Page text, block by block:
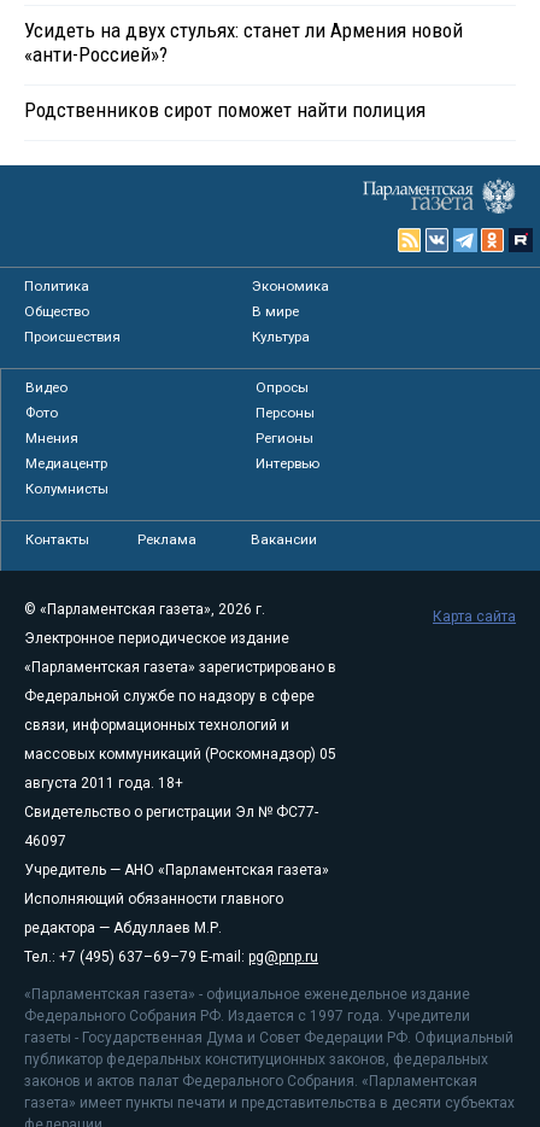
Усидеть на двух стульях: станет ли Армения новой
«анти-Россией»?
Родственников сирот поможет найти полиция
Политика
Экономика
Общество
В мире
Происшествия
Культура
Видео
Опросы
Фото
Персоны
Мнения
Регионы
Медиацентр
Интервью
Колумнисты
Контакты Реклама Вакансии
© «Парламентская газета», 2026 г.
Электронное периодическое издание
«Парламентская газета» зарегистрировано в
Федеральной службе по надзору в сфере
связи, информационных технологий и
массовых коммуникаций (Роскомнадзор) 05
августа 2011 года. 18+
Свидетельство о регистрации Эл № ФС77-
46097
Учредитель — АНО «Парламентская газета»
Исполняющий обязанности главного
редактора — Абдуллаев М.Р.
Тел.: +7 (495) 637–69–79 E-mail: pg@pnp.ru
«Парламентская газета» - официальное еженедельное издание
Федерального Собрания РФ. Издается с 1997 года. Учредители
газеты - Государственная Дума и Совет Федерации РФ. Официальный
публикатор федеральных конституционных законов, федеральных
законов и актов палат Федерального Собрания. «Парламентская
газета» имеет пункты печати и представительства в десяти субъектах
Карта сайта